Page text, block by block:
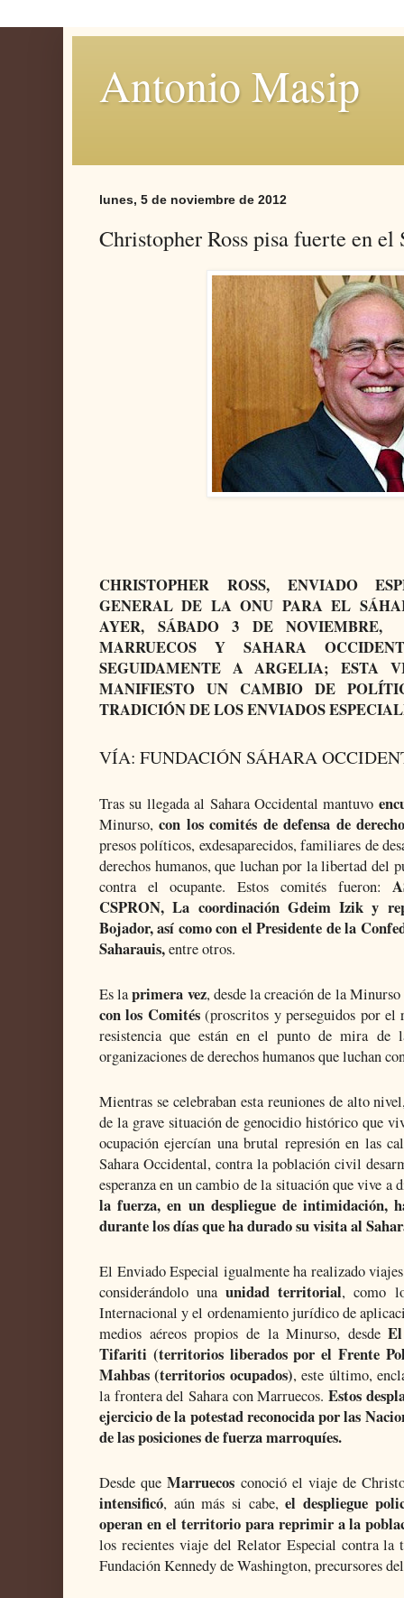
Antonio Masip
lunes, 5 de noviembre de 2012
Christopher Ross pisa fuerte en
CHRISTOPHER ROSS, ENVIADO
GENERAL DE LA ONU PARA EL
AYER, SÁBADO 3 DE
MARRUECOS Y SAHARA
SEGUIDAMENTE A ARGELIA; ESTA
MANIFIESTO UN CAMBIO DE
TRADICIÓN DE LOS ENVIADOS
VÍA: FUNDACIÓN SÁHARA
Tras su llegada al Sahara Occidental mantuvo
Minurso,con los comités de defensa de
presos políticos, exdesaparecidos, familiares de
derechos humanos, que luchan por la libertad del
contra el ocupante. Estos comités fueron:
CSPRON, La coordinación Gdeim Izik y
Bojador, así como con el Presidente de la
Saharauis,entre otros.
Es laprimera vez, desde la creación de la
con los Comités(proscritos y perseguidos por el
resistencia que están en el punto de mira de
organizaciones de derechos humanos que luchan
Mientras se celebraban esta reuniones de alto
de la grave situación de genocidio histórico que
ocupación ejercían una brutal represión en las
Sahara Occidental, contra la población civil
esperanza en un cambio de la situación que vive a
la fuerza, en un despliegue de intimidación,
durante los días que ha durado su visita al
El Enviado Especial igualmente ha realizado
considerándolo unaunidad territorial, como
Internacional y el ordenamiento jurídico de
medios aéreos propios de la Minurso, desde
Tifariti (territorios liberados por el Frente
Mahbas (territorios ocupados), este último,
la frontera del Sahara con Marruecos. Estos
ejercicio de la potestad reconocida por las
de las posiciones de fuerza marroquíes.
Desde queMarruecos conoció el viaje de
intensificó, aún más si cabe,el despliegue
operan en el territorio para reprimir a la
los recientes viaje del Relator Especial contra la
Fundación Kennedy de Washington, precursores